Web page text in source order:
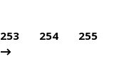
253 254
255